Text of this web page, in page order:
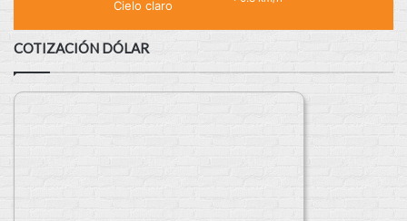
Cielo claro
COTIZACIÓN DÓLAR